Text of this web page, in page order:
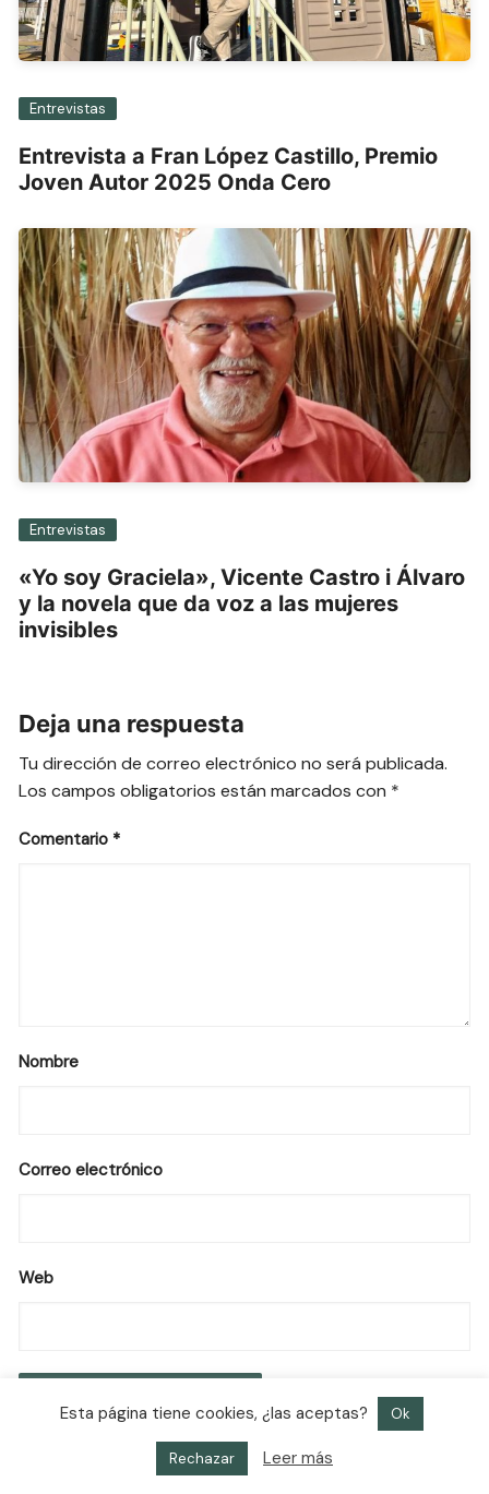
Entrevistas
Entrevista a Fran López Castillo, Premio
Joven Autor 2025 Onda Cero
Entrevistas
«Yo soy Graciela», Vicente Castro i Álvaro
y la novela que da voz a las mujeres
invisibles
Deja una respuesta
Tu dirección de correo electrónico no será publicada.
Los campos obligatorios están marcados con *
Comentario *
Nombre
Correo electrónico
Web
Esta página tiene cookies, ¿las aceptas? Ok
Rechazar Leer más